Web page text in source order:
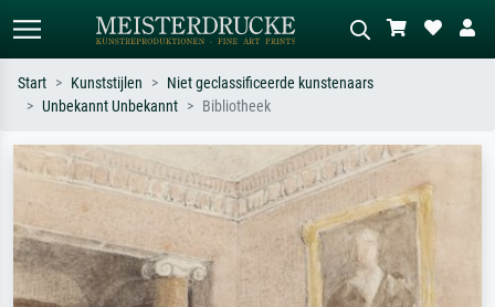
Zoek op kunstenaar, titel of stijl – bijv.
Monet, Sterrennacht, impressionisme,
Hokusai-golf, naakt.
Beschrijf de scène – bijv. groene
weide, abstract met veel rood, donker
olieverfschilderij, staand naakt naast
een boom.
Start Kunststijlen
Niet geclassificeerde kunstenaars
Unbekannt Unbekannt
Bibliotheek